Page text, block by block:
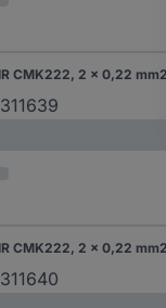
311639
311640